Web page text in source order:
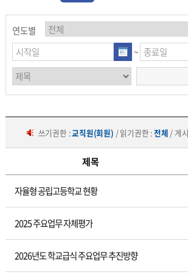
연도별
~
쓰기권한 :교직원(회원) / 읽기권한 :전체 / 게
과
제목
자율형 공립고등학교 현황
2025 주요업무 자체평가
2026년도 학교급식 주요업무 추진방향